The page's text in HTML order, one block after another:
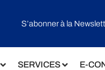
S’abonner à la
SERVICES E-